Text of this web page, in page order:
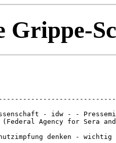
Grippe-
- idw - -
Agency for Sera
denken -